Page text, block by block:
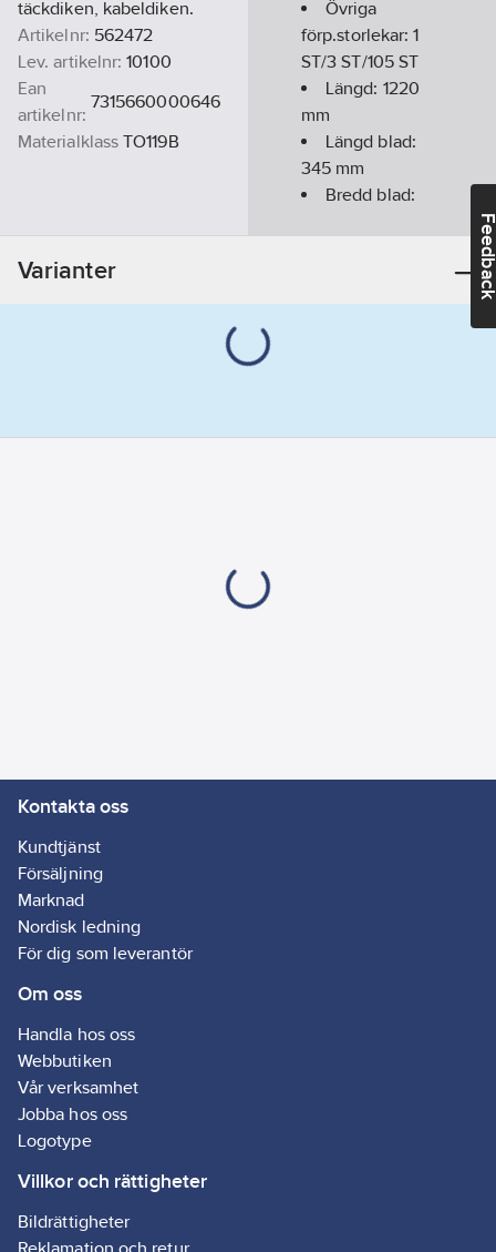
täckdiken, kabeldiken.
Artikelnr: 562472
Lev. artikelnr: 10100
Ean
artikelnr:
7315660000646
Materialklass TO119B
Övriga
förp.storlekar:1
ST/3 ST/105 ST
Längd: 1220
mm
Längd blad:
345 mm
Bredd blad:
Varianter
Kontakta oss
Kundtjänst
Försäljning
Marknad
Nordisk ledning
För dig som leverantör
Om oss
Handla hos oss
Webbutiken
Vår verksamhet
Jobba hos oss
Logotype
Villkor och rättigheter
Bildrättigheter